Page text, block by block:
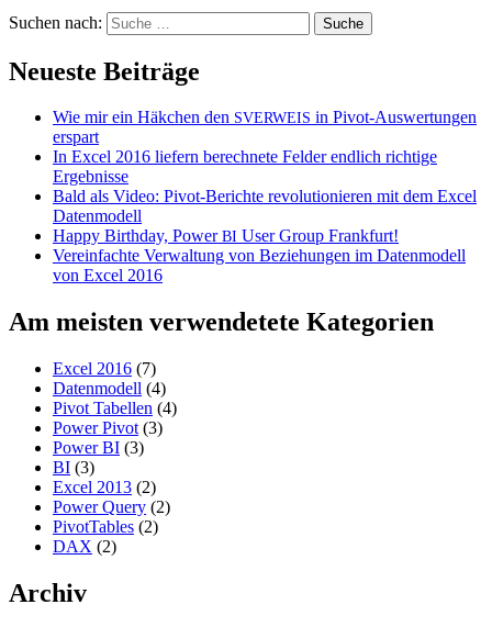
Suchen nach:
Neueste Beiträge
Wie mir ein Häkchen den SVERWEIS in Pivot-Auswertungen
erspart
In Excel 2016 liefern berechnete Felder endlich richtige
Ergebnisse
Bald als Video: Pivot-Berichte revolutionieren mit dem Excel
Datenmodell
Happy Birthday, PowerBI User Group Frankfurt!
Vereinfachte Verwaltung von Beziehungen im Datenmodell
von Excel 2016
Am meisten verwendetete Kategorien
Excel 2016 (7)
Datenmodell (4)
Pivot Tabellen (4)
Power Pivot (3)
Power BI (3)
BI (3)
Excel 2013 (2)
Power Query (2)
PivotTables (2)
DAX (2)
Archiv